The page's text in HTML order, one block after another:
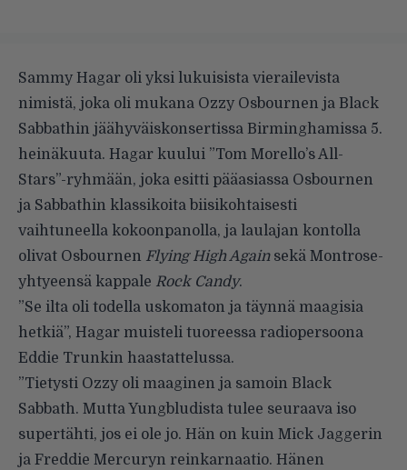
Sammy Hagar oli yksi lukuisista vierailevista
nimistä, joka oli mukana Ozzy Osbournen ja Black
Sabbathin jäähyväiskonsertissa Birminghamissa 5.
heinäkuuta. Hagar kuului ”Tom Morello’s All-
Stars”-ryhmään, joka esitti pääasiassa Osbournen
ja Sabbathin klassikoita biisikohtaisesti
vaihtuneella kokoonpanolla, ja laulajan kontolla
olivat Osbournen Flying High Againsekä Montrose-
yhtyeensä kappale Rock Candy.
”Se ilta oli todella uskomaton ja täynnä maagisia
hetkiä”, Hagar muisteli tuoreessa radiopersoona
Eddie Trunkin haastattelussa.
”Tietysti Ozzy oli maaginen ja samoin Black
Sabbath. Mutta Yungbludista tulee seuraava iso
supertähti, jos ei ole jo. Hän on kuin Mick Jaggerin
ja Freddie Mercuryn reinkarnaatio. Hänen